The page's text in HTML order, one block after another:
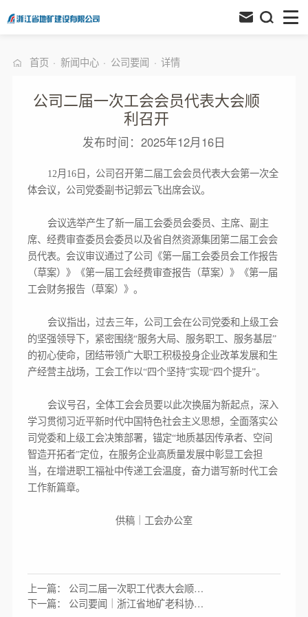
首页 · 新闻中心 · 公司要闻 · 详情
公司二届一次工会会员代表大会顺
利召开
发布时间：2025年12月16日
12月16日，公司召开第二届工会会员代表大会第一次全
体会议，公司党委副书记郭云飞出席会议。
会议选举产生了新一届工会委员会委员、主席、副主
席、经费审查委员会委员以及省自然资源集团第二届工会会
员代表。会议审议通过了公司《第一届工会委员会工作报告
（草案）》《第一届工会经费审查报告（草案）》《第一届
工会财务报告（草案）》。
会议指出，过去三年，公司工会在公司党委和上级工会
的坚强领导下，紧密围绕“服务大局、服务职工、服务基层”
的初心使命，团结带领广大职工积极投身企业改革发展和生
产经营主战场，工会工作以“四个坚持”实现“四个提升”。
会议号召，全体工会会员要以此次换届为新起点，深入
学习贯彻习近平新时代中国特色社会主义思想，全面落实公
司党委和上级工会决策部署，锚定“地质基因传承者、空间
智造开拓者”定位，在服务企业高质量发展中彰显工会担
当，在增进职工福祉中传递工会温度，奋力谱写新时代工会
工作新篇章。
供稿｜工会办公室
上一篇： 公司二届一次职工代表大会顺利
召开
下一篇： 公司要闻｜浙江省地矿老科协徐